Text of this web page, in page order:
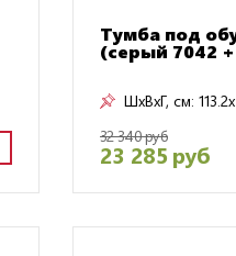
Тумба под
(серый 7042
ШxВxГ, см:
32 340 руб
23 285 руб